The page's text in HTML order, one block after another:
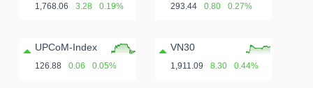
1,768.06 3.28 0.19% 293.44 0.80 0.27%
UPCoM-Index
126.88 0.06 0.05%
VN30
1,911.09 8.30 0.44%